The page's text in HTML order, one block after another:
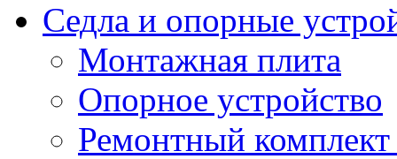
Седла и опорные
Монтажная плита
Опорное устройство
Ремонтный комплект